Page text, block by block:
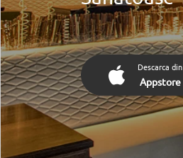
Descarca din
Appstore